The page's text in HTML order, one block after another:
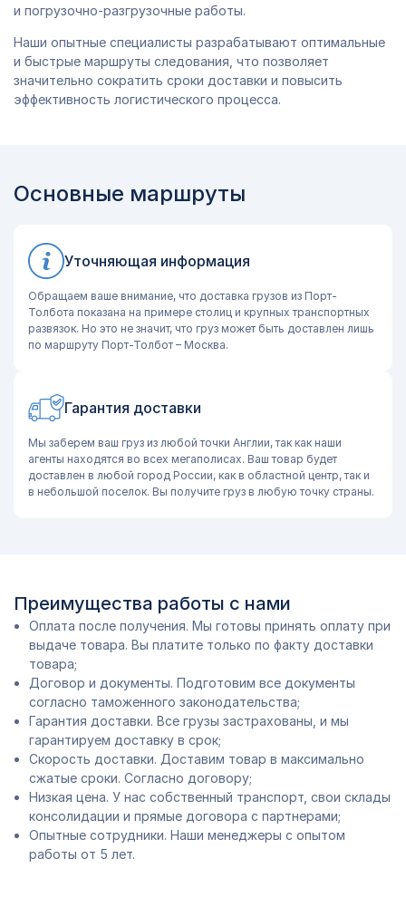
и погрузочно-разгрузочные работы.
Наши опытные специалисты разрабатывают оптимальные
и быстрые маршруты следования, что позволяет
значительно сократить сроки доставки и повысить
эффективность логистического процесса.
Основные маршруты
Уточняющая информация
Обращаем ваше внимание, что доставка грузов из Порт-
Толбота показана на примере столиц и крупных транспортных
развязок. Но это не значит, что груз может быть доставлен лишь
по маршруту Порт-Толбот – Москва.
Гарантия доставки
Мы заберем ваш груз из любой точки Англии, так как наши
агенты находятся во всех мегаполисах. Ваш товар будет
доставлен в любой город России, как в областной центр, так и
в небольшой поселок. Вы получите груз в любую точку страны.
Преимущества работы с нами
Оплата после получения. Мы готовы принять оплату при
выдаче товара. Вы платите только по факту доставки
товара;
Договор и документы. Подготовим все документы
согласно таможенного законодательства;
Гарантия доставки. Все грузы застрахованы, и мы
гарантируем доставку в срок;
Скорость доставки. Доставим товар в максимально
сжатые сроки. Согласно договору;
Низкая цена. У нас собственный транспорт, свои склады
консолидации и прямые договора с партнерами;
Опытные сотрудники. Наши менеджеры с опытом
работы от 5 лет.